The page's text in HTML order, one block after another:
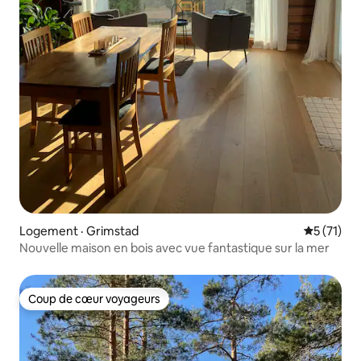
Logement · Grimstad Note
5 (71)
Nouvelle maison en bois avec vue fantastique sur la mer
Coup de cœur voyageurs
Coup de cœur voyageurs